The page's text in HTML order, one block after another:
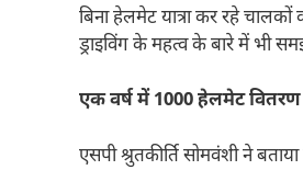
बिना हेलमेट यात्रा कर रहे
ड्राइविंग के महत्व के बारे में भी
एक वर्ष में 1000 हेलमेट वितरण
एसपी श्रुतकीर्ति सोमवंशी ने